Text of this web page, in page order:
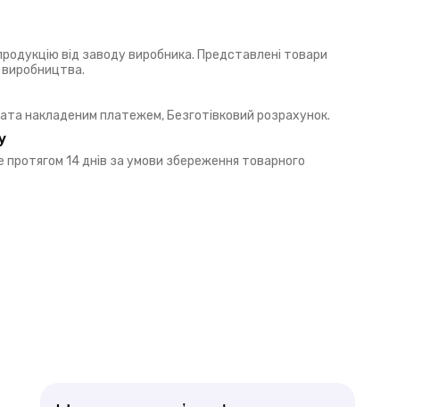
від заводу виробника. Представлені товари
виробництва.
накладеним платежем, Безготівковий розрахунок.
14 днів за умови збереження товарного